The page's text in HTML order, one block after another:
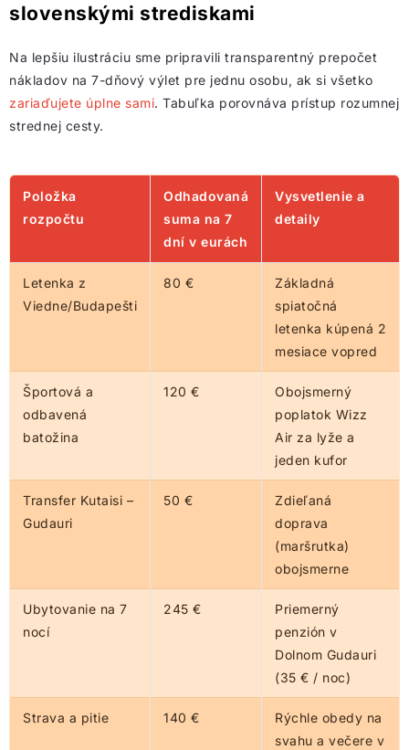
slovenskými strediskami
Na lepšiu ilustráciu sme pripravili transparentný prepočet
nákladov na 7-dňový výlet pre jednu osobu, ak si všetko
zariaďujete úplne sami. Tabuľka porovnáva prístup rozumnej
strednej cesty.
Položka
rozpočtu
Odhadovaná
suma na 7
dní v eurách
Vysvetlenie a
detaily
Letenka z
Viedne/Budapešti
80 €
Základná
spiatočná
letenka kúpená 2
mesiace vopred
Športová a
odbavená
batožina
120 €
Obojsmerný
poplatok Wizz
Air za lyže a
jeden kufor
Transfer Kutaisi –
Gudauri
50 €
Zdieľaná
doprava
(maršrutka)
obojsmerne
Ubytovanie na 7
nocí
245 €
Priemerný
penzión v
Dolnom Gudauri
(35 € / noc)
Strava a pitie 140 €
Rýchle obedy na
svahu a večere v